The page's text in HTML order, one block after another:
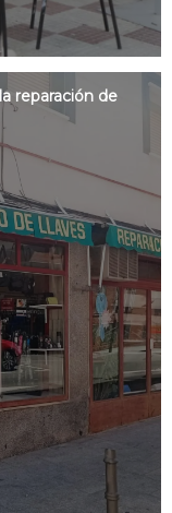
reparación de